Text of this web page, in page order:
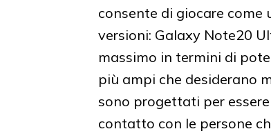
consente di giocare come
versioni: Galaxy Note20
massimo in termini di
più ampi che desiderano
sono progettati per
contatto con le persone